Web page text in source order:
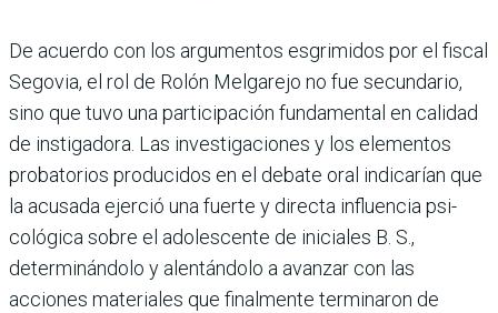
De acuerdo con los argumentos esgrimidos por el fiscal
Sego­via, el rol de Rolón Melgarejo no fue secundario,
sino que tuvo una participación fundamen­tal en calidad
de instigadora. Las investigaciones y los ele­mentos
probatorios produci­dos en el debate oral indica­rían que
la acusada ejerció una fuerte y directa influencia psi­
cológica sobre el adolescente de iniciales B. S.,
determinándolo y alentándolo a avanzar con las
acciones materiales que final­mente terminaron de